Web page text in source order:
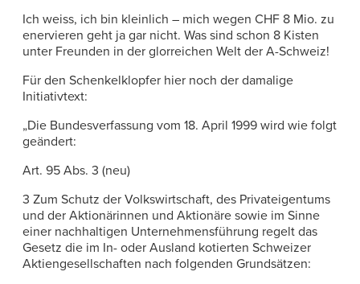
Ich weiss, ich bin kleinlich – mich wegen CHF 8 Mio. zu
enervieren geht ja gar nicht. Was sind schon 8 Kisten
unter Freunden in der glorreichen Welt der A-Schweiz!
Für den Schenkelklopfer hier noch der damalige
Initiativtext:
„Die Bundesverfassung vom 18. April 1999 wird wie folgt
geändert:
Art. 95 Abs. 3 (neu)
3 Zum Schutz der Volkswirtschaft, des Privateigentums
und der Aktionärinnen und Aktionäre sowie im Sinne
einer nachhaltigen Unternehmensführung regelt das
Gesetz die im In- oder Ausland kotierten Schweizer
Aktiengesellschaften nach folgenden Grundsätzen: